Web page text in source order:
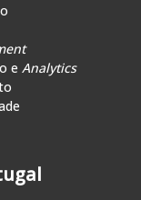
e Analytics